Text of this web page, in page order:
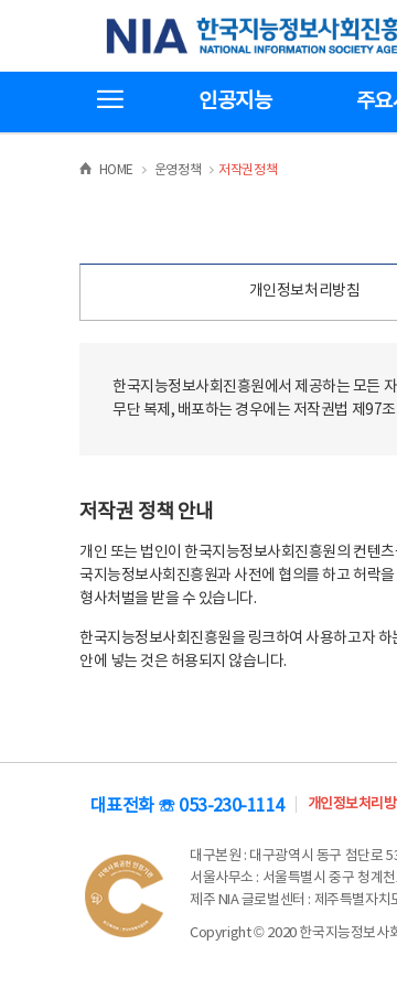
기
한국지능정보사회진흥원
인공지능 주
HOME >운영정책 >
저작권정책
개인정보처리방침
한국지능정보사회진흥원에서 제공하는 모든
무단 복제, 배포하는 경우에는 저작권법 제97
저작권 정책 안내
개인 또는 법인이 한국지능정보사회진흥원의 컨텐
국지능정보사회진흥원과 사전에 협의를 하고 허락
형사처벌을 받을 수 있습니다.
한국지능정보사회진흥원을 링크하여 사용하고자
안에 넣는 것은 허용되지 않습니다.
대표전화 ☏ 053-230-1114 개인정보처리
대구본원 : 대구광역시 동구 첨단로
서울사무소 : 서울특별시 중구 청계
제주 NIA 글로벌센터 : 제주특별자치
Copyright © 2020 한국지능정보사